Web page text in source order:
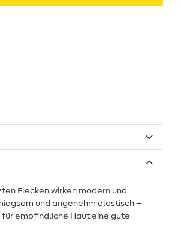
Flecken wirken modern und
und angenehm elastisch –
empfindliche Haut eine gute